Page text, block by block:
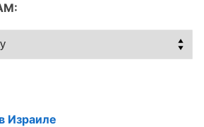
Израиле